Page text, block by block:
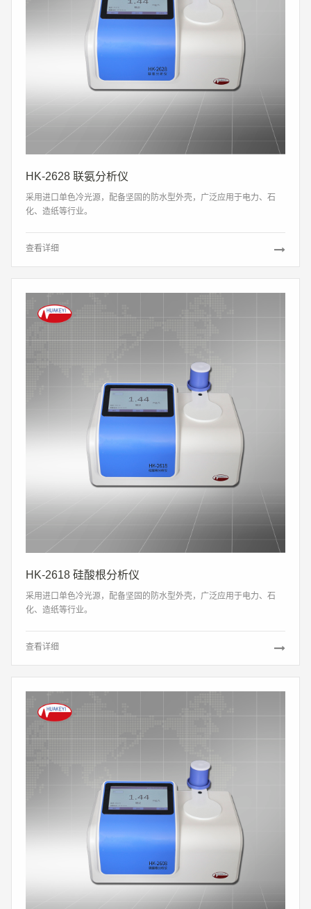
HK-2628 联氨分析仪
采用进口单色冷光源，配备坚固的防水型外壳，广泛应用于电力、石
化、造纸等行业。
查看详细
HK-2618 硅酸根分析仪
采用进口单色冷光源，配备坚固的防水型外壳，广泛应用于电力、石
化、造纸等行业。
查看详细